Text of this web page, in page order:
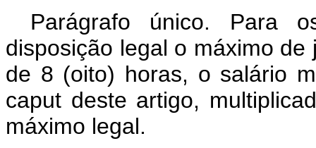
Parágrafo único. Para
disposição legal o máximo
de 8 (oito) horas, o salário
caput deste artigo,
máximo legal.